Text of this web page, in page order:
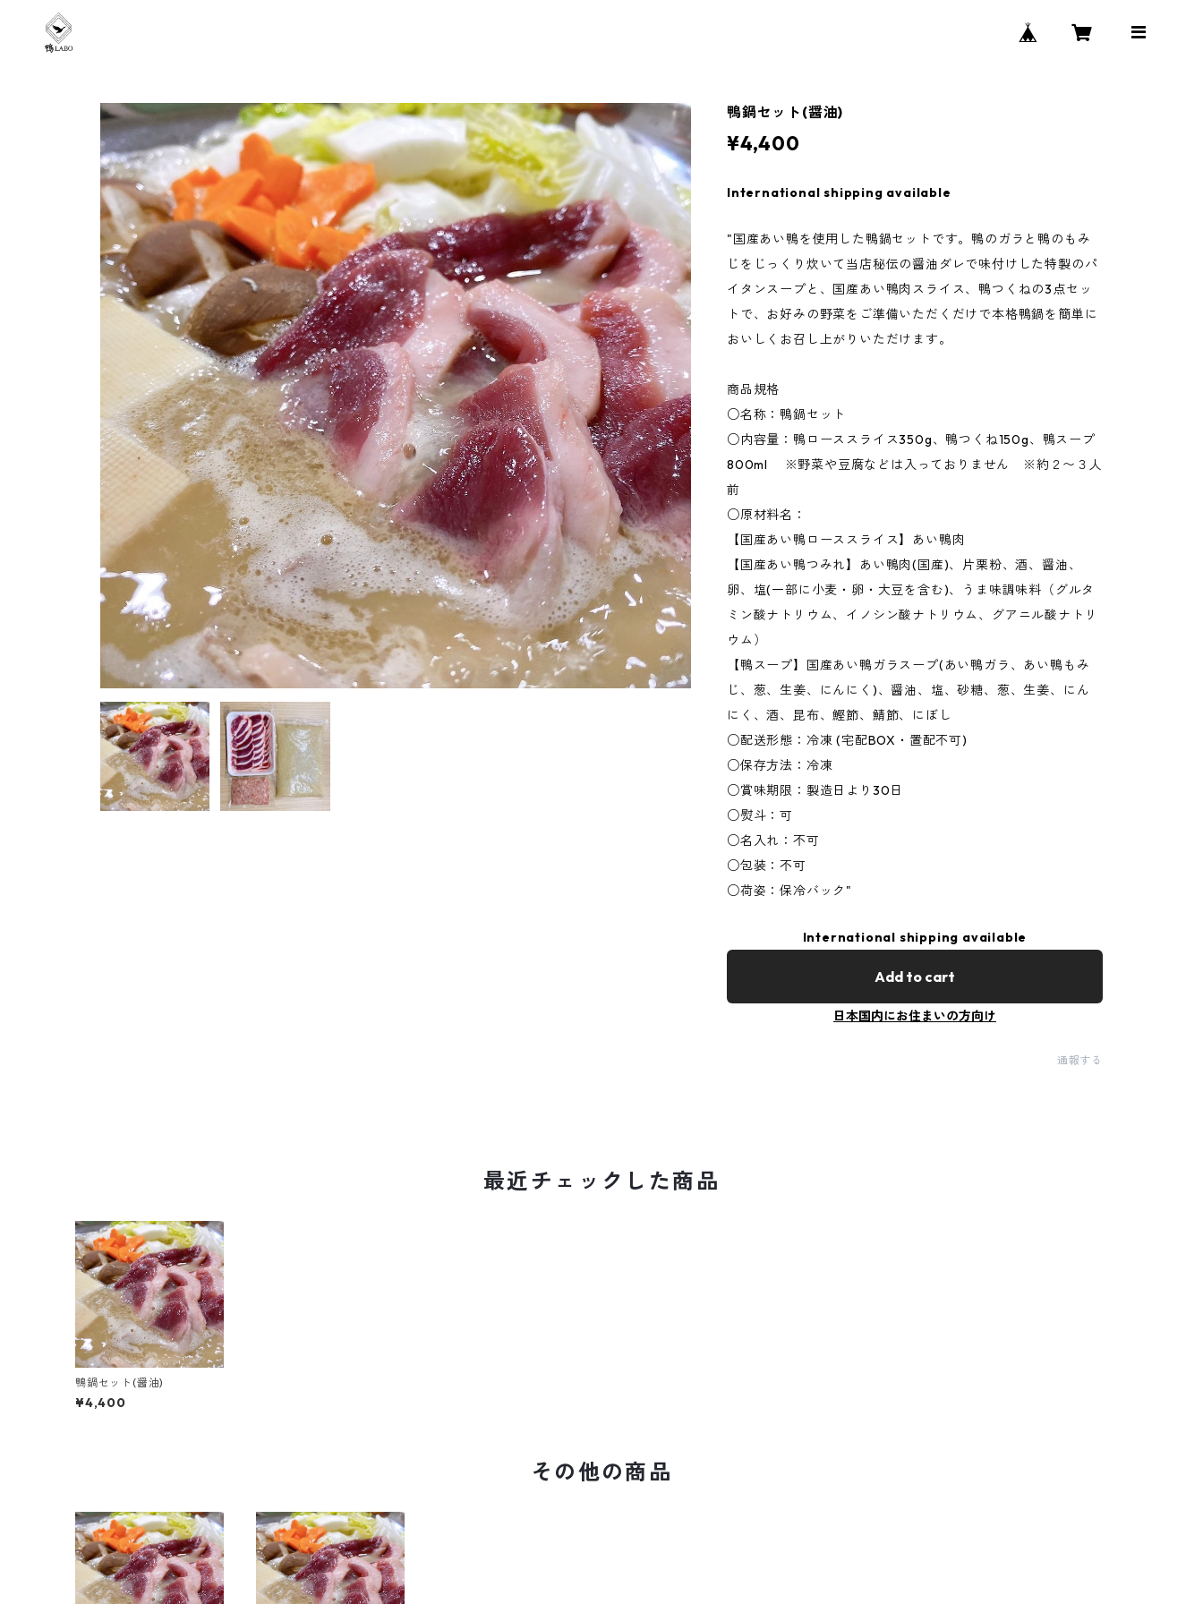
鴨鍋セット(醤油)
¥4,400
International shipping available
"国産あい鴨を使用した鴨鍋セットです。鴨のガラと鴨のもみ
じをじっくり炊いて当店秘伝の醤油ダレで味付けした特製のパ
イタンスープと、国産あい鴨肉スライス、鴨つくねの3点セッ
トで、お好みの野菜をご準備いただくだけで本格鴨鍋を簡単に
おいしくお召し上がりいただけます。
商品規格
○名称：鴨鍋セット
○内容量：鴨ローススライス350g、鴨つくね150g、鴨スープ
800ml ※野菜や豆腐などは入っておりません ※約２〜３人
前
○原材料名：
【国産あい鴨ローススライス】あい鴨肉
【国産あい鴨つみれ】あい鴨肉(国産)、片栗粉、酒、醤油、
卵、塩(一部に小麦・卵・大豆を含む)、うま味調味料（グルタ
ミン酸ナトリウム、イノシン酸ナトリウム、グアニル酸ナトリ
ウム）
【鴨スープ】国産あい鴨ガラスープ(あい鴨ガラ、あい鴨もみ
じ、葱、生姜、にんにく)、醤油、塩、砂糖、葱、生姜、にん
にく、酒、昆布、鰹節、鯖節、にぼし
○配送形態：冷凍 (宅配BOX・置配不可)
○保存方法：冷凍
○賞味期限：製造日より30日
○熨斗：可
○名入れ：不可
○包装：不可
○荷姿：保冷バック"
International shipping available
Add to cart
日本国内にお住まいの方向け
通報する
最近チェックした商品
鴨鍋セット(醤油)
¥4,400
その他の商品